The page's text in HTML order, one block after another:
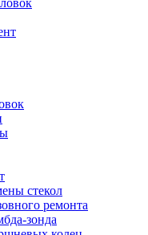
стекол
ремонта
зонда